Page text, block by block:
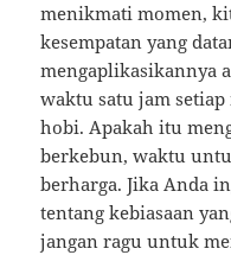
menikmati momen,
kesempatan yang
mengaplikasikannya
waktu satu jam
hobi. Apakah itu
berkebun, waktu
berharga. Jika Anda
tentang kebiasaan
jangan ragu untuk